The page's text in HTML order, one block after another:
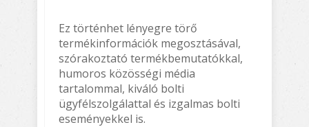
Ez történhet lényegre törő
termékinformációk megosztásával,
szórakoztató termékbemutatókkal,
humoros közösségi média
tartalommal, kiváló bolti
ügyfélszolgálattal és izgalmas bolti
eseményekkel is.